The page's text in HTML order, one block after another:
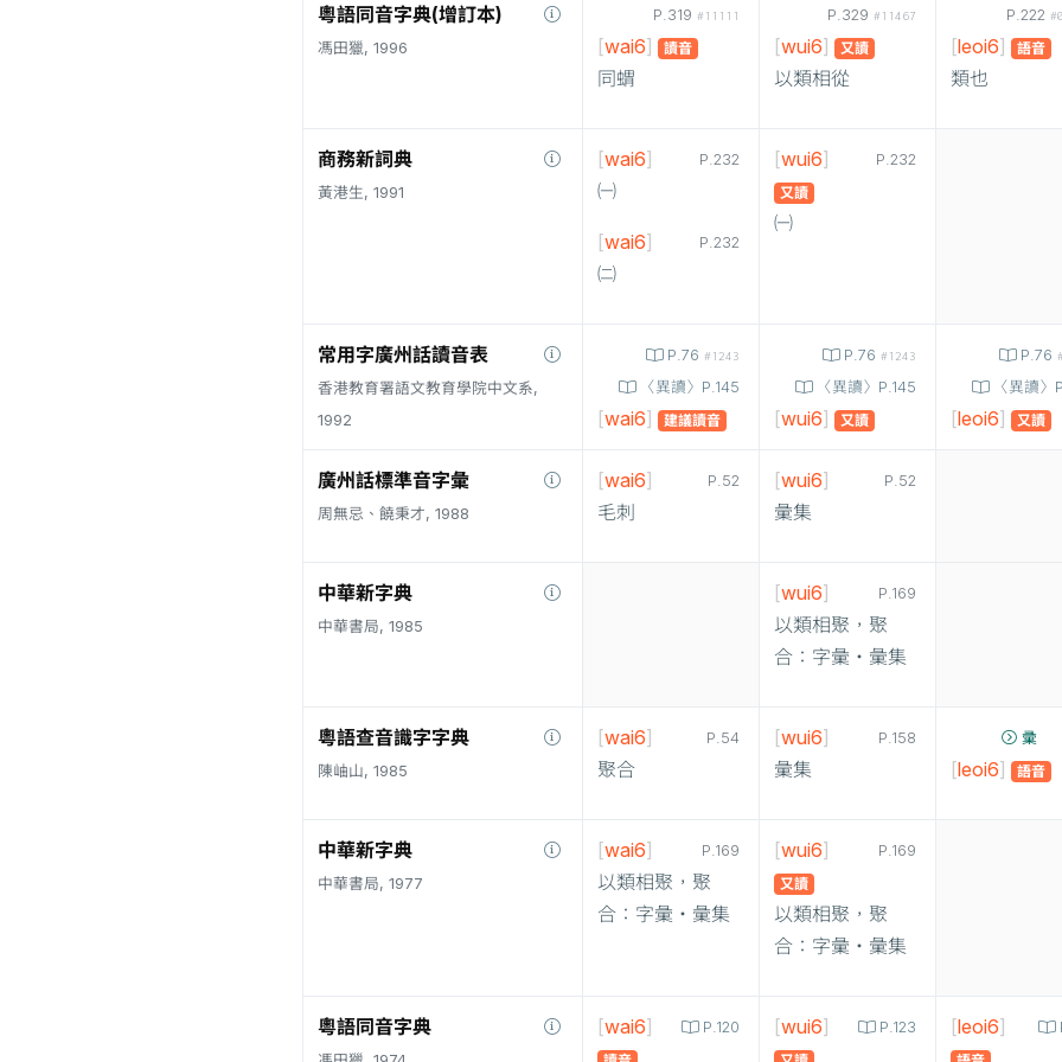
粵語同音字典(增訂本)
馮田獵, 1996
P.319 #11111
[wai6] 讀音
同蝟
P.329 #11467
[wui6] 又讀
以類相從
P.222
[leoi6] 語音
類也
商務新詞典
黃港生, 1991
P.232
[wai6]
㈠
P.232
[wai6]
㈡
P.232
[wui6]
又讀
㈠
常用字廣州話讀音表
香港教育署語文教育學院中文系,
1992
P.76 #1243
〈異讀〉P.145
[wai6] 建議讀音
P.76 #1243
〈異讀〉P.145
[wui6] 又讀
P.76
〈異讀〉
[leoi6] 又讀
廣州話標準音字彙
周無忌、饒秉才, 1988
P.52
[wai6]
毛刺
P.52
[wui6]
彙集
中華新字典
中華書局, 1985
P.169
[wui6]
以類相聚，聚
合：字彙‧彙集
粵語查音識字字典
陳岫山, 1985
P.54
[wai6]
聚合
P.158
[wui6]
彙集
彚
[leoi6] 語音
中華新字典
中華書局, 1977
P.169
[wai6]
以類相聚，聚
合：字彙‧彙集
P.169
[wui6]
又讀
以類相聚，聚
合：字彙‧彙集
粵語同音字典 P.120
[wai6] P.123
[wui6] [leoi6]